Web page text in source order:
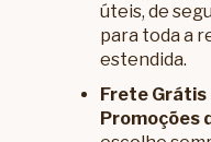
úteis, de
para toda a
estendida.
Frete Grátis
Promoções